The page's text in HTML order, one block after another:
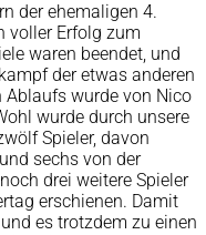
der ehemaligen 4.
voller Erfolg zum
waren beendet, und
der etwas anderen
Ablaufs wurde von Nico
wurde durch unsere
Spieler, davon
sechs von der
drei weitere Spieler
erschienen. Damit
es trotzdem zu einen